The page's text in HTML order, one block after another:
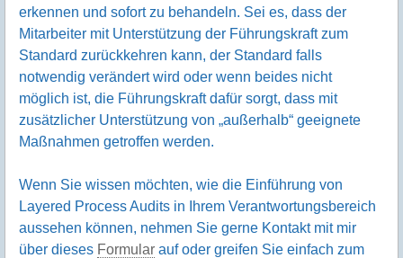
erkennen und sofort zu behandeln. Sei es, dass der
Mitarbeiter mit Unterstützung der Führungskraft zum
Standard zurückkehren kann, der Standard falls
notwendig verändert wird oder wenn beides nicht
möglich ist, die Führungskraft dafür sorgt, dass mit
zusätzlicher Unterstützung von „außerhalb“ geeignete
Maßnahmen getroffen werden.
Wenn Sie wissen möchten, wie die Einführung von
Layered Process Audits in Ihrem Verantwortungsbereich
aussehen können, nehmen Sie gerne Kontakt mit mir
über dieses Formular auf oder greifen Sie einfach zum